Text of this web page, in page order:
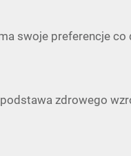
swoje preferencje
zdrowego